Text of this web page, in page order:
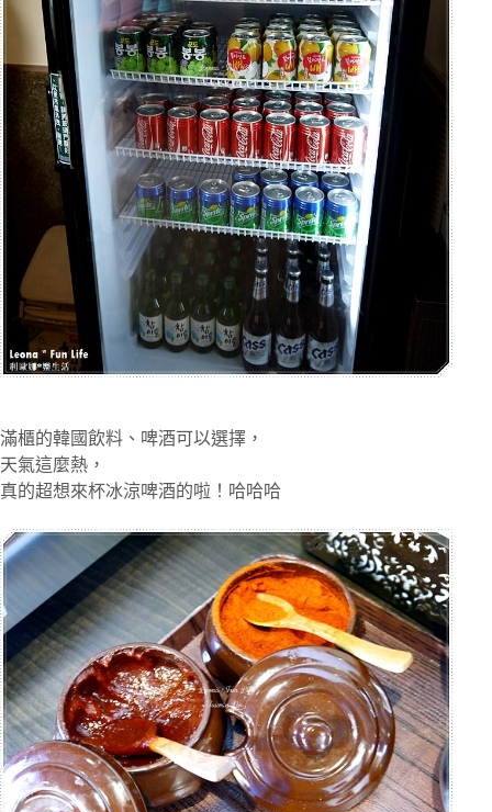
滿櫃的韓國飲料、啤酒可以選擇，
天氣這麼熱，
真的超想來杯冰涼啤酒的啦！哈哈哈